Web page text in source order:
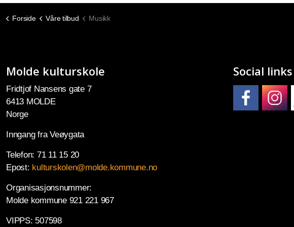
Forside Våre tilbud Musikk
Molde kulturskole
Fridtjof Nansens gate 7
6413 MOLDE
Norge
Inngang fra Veøygata
Telefon: 71 11 15 20
Epost: kulturskolen@molde.kommune.no
Organisasjonsnummer:
Molde kommune 921 221 967
VIPPS: 507598
Social links